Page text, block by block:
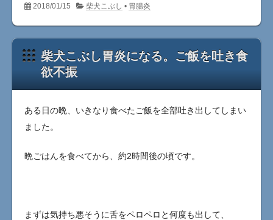
2018/01/15 柴犬こぶし • 胃腸炎
柴犬こぶし胃炎になる。ご飯を吐き食
欲不振
ある日の晩、いきなり食べたご飯を全部吐き出してしまい
ました。
晩ごはんを食べてから、約2時間後の頃です。
まずは気持ち悪そうに舌をペロペロと何度も出して、